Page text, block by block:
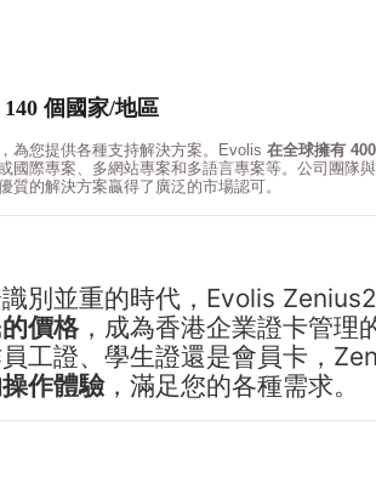
140 個國家/地區
為您提供各種支持解決方案。 Evolis 在全球擁有
國際專案、多網站專案和多語言專案等。公司團隊
質的解決方案贏得了廣泛的市場認可。
別並重的時代，Evolis
價格，成為香港企業證卡管理
工證、學生證還是會員卡，
作體驗，滿足您的各種需求。